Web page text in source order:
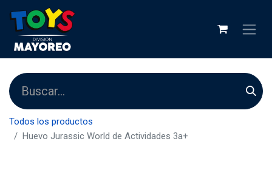
Todos los productos
Huevo Jurassic World de Actividades 3a+